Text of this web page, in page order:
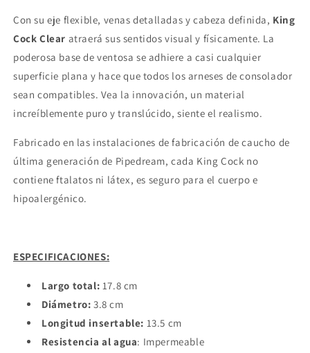
Con su eje flexible, venas detalladas y cabeza definida, King
Cock Clear atraerá sus sentidos visual y físicamente. La
poderosa base de ventosa se adhiere a casi cualquier
superficie plana y hace que todos los arneses de consolador
sean compatibles. Vea la innovación, un material
increíblemente puro y translúcido, siente el realismo.
Fabricado en las instalaciones de fabricación de caucho de
última generación de Pipedream, cada King Cock no
contiene ftalatos ni látex, es seguro para el cuerpo e
hipoalergénico.
ESPECIFICACIONES:
Largo total: 17.8 cm
Diámetro: 3.8 cm
Longitud insertable: 13.5 cm
Resistencia al agua: Impermeable